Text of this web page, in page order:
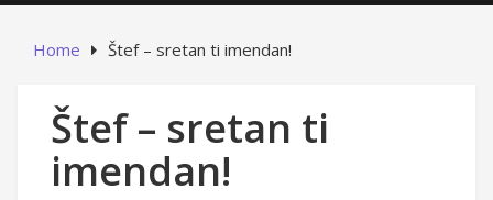
Home Štef – sretan ti imendan!
Štef – sretan ti
imendan!